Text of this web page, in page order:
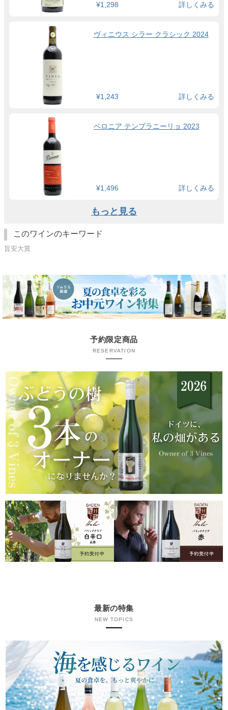
¥1,298 詳しくみる
ヴィニウス シラー クラシック 2024
¥1,243 詳しくみる
ベロニア テンプラニーリョ 2023
¥1,496 詳しくみる
もっと見る
このワインのキーワード
旨安大賞
予約限定商品
RESERVATION
最新の特集
NEW TOPICS